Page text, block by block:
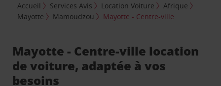
Accueil Services Avis Location Voiture
Afrique
Mayotte
Mamoudzou Mayotte - Centre-ville
Mayotte - Centre-ville location
de voiture, adaptée à vos
besoins